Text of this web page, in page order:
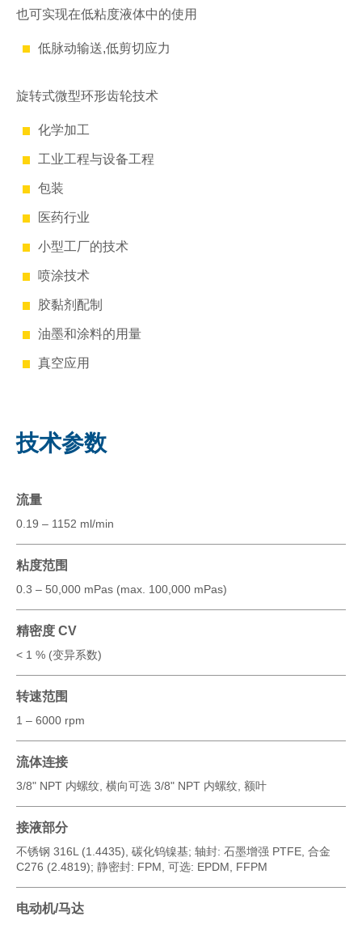
也可实现在低粘度液体中的使用
低脉动输送,低剪切应力
旋转式微型环形齿轮技术
化学加工
工业工程与设备工程
包装
医药行业
小型工厂的技术
喷涂技术
胶黏剂配制
油墨和涂料的用量
真空应用
技术参数
流量
0.19 – 1152 ml/min
粘度范围
0.3 – 50,000 mPas (max. 100,000 mPas)
精密度 CV
< 1 % (变异系数)
转速范围
1 – 6000 rpm
流体连接
3/8" NPT 内螺纹, 横向可选 3/8" NPT 内螺纹, 额叶
接液部分
不锈钢 316L (1.4435), 碳化钨镍基; 轴封: 石墨增强 PTFE, 合金
C276 (2.4819); 静密封: FPM, 可选: EPDM, FFPM
电动机/马达